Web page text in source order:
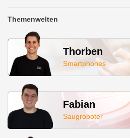
Themenwelten
Thorben
Smartphones
Fabian
Saugroboter